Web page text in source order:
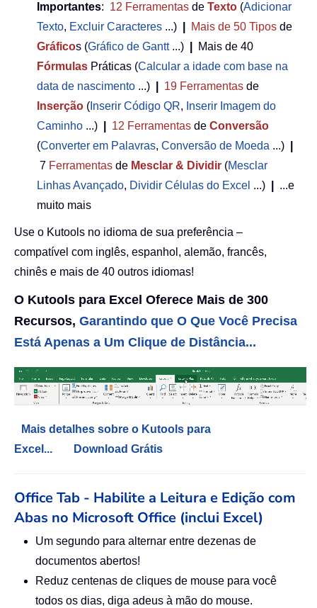
Importantes: 12 Ferramentas de Texto (Adicionar
Texto, Excluir Caracteres ...) Mais de 50 Tipos de
Gráficos (Gráfico de Gantt...)
Mais de 40
Fórmulas Práticas (Calcular a idade com base na
data de nascimento ...) 19 Ferramentas de
Inserção ( Inserir Código QR, Inserir Imagem do
Caminho ...) 12 Ferramentas de Conversão
(Converter em Palavras, Conversão de Moeda ...)
7 Ferramentas de Mesclar & Dividir (Mesclar
Linhas Avançado, Dividir Células do Excel ...)
...e
muito mais
Use o Kutools no idioma de sua preferência –
compatível com inglês, espanhol, alemão, francês,
chinês e mais de 40 outros idiomas!
O Kutools para Excel Oferece Mais de 300
Recursos, Garantindo que O Que Você Precisa
Está Apenas a Um Clique de Distância...
Mais detalhes sobre o Kutools para
Excel...
Download Grátis
Office Tab - Habilite a Leitura e Edição com
Abas no Microsoft Office (inclui Excel)
Um segundo para alternar entre dezenas de
documentos abertos!
Reduz centenas de cliques de mouse para você
todos os dias, diga adeus à mão do mouse.